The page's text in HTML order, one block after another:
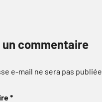
commentaire
e-mail ne sera pas publiée.
*